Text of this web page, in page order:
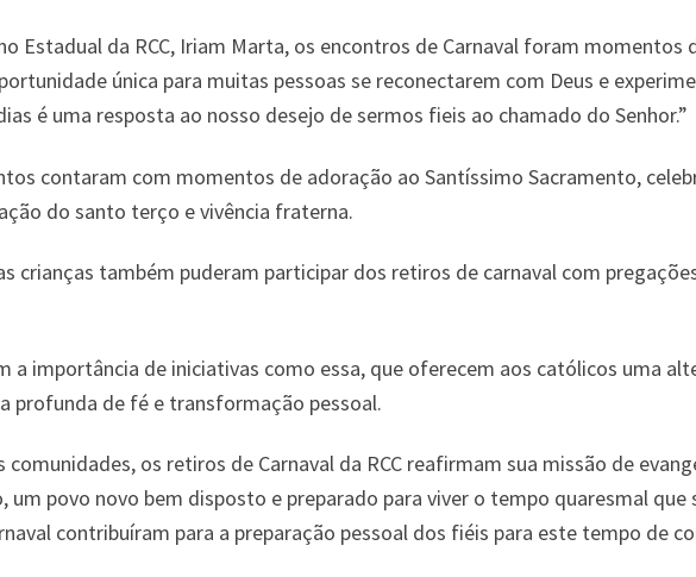
Estadual da RCC, Iriam Marta, os encontros de Carnaval foram
única para muitas pessoas se reconectarem com Deus e
é uma resposta ao nosso desejo de sermos fieis ao chamado do Senhor.”
contaram com momentos de adoração ao Santíssimo Sacramento,
do santo terço e vivência fraterna.
crianças também puderam participar dos retiros de carnaval com
a importância de iniciativas como essa, que oferecem aos católicos uma
profunda de fé e transformação pessoal.
comunidades, os retiros de Carnaval da RCC reafirmam sua missão de
um povo novo bem disposto e preparado para viver o tempo quaresmal
contribuíram para a preparação pessoal dos fiéis para este tempo de